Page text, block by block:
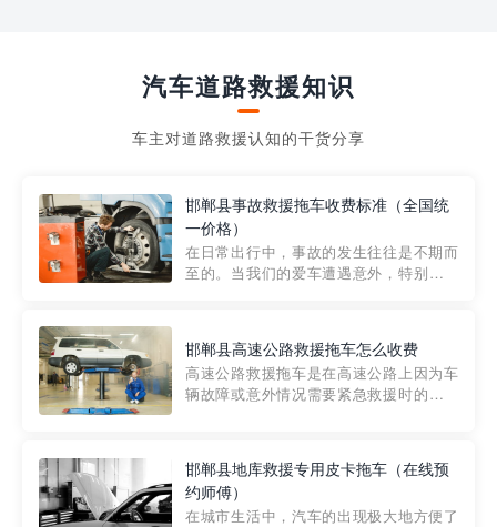
汽车道路救援知识
车主对道路救援认知的干货分享
邯郸县事故救援拖车收费标准（全国统
一价格）
在日常出行中，事故的发生往往是不期而
至的。当我们的爱车遭遇意外，特别是在
细解析一下市区事故救援拖车的收费标
准，以及在选用拖车服务时应注...
邯郸县高速公路救援拖车怎么收费
高速公路救援拖车是在高速公路上因为车
辆故障或意外情况需要紧急救援时的必备
路救援拖车的收费标准是由当地交通管理
部门制定的。起步价通...
邯郸县地库救援专用皮卡拖车（在线预
约师傅）
在城市生活中，汽车的出现极大地方便了